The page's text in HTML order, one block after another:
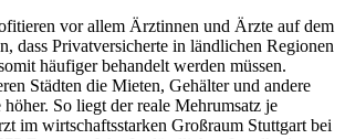
vor allem Ärztinnen und Ärzte auf dem
dass Privatversicherte in ländlichen Regionen
häufiger behandelt werden müssen.
Städten die Mieten, Gehälter und andere
So liegt der reale Mehrumsatz je
im wirtschaftsstarken Großraum Stuttgart bei